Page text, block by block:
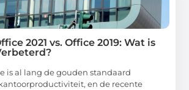
2021 vs. Office 2019: Wat is
is al lang de gouden standaard
en de recente